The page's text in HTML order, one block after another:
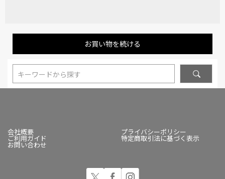
お買い物を続ける
キーワードから探す
会社概要 プライバシーポリシー
ご利用ガイド 特定商取引法に基づく表示
お問い合わせ